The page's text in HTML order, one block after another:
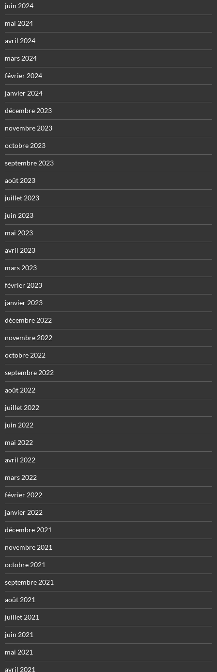
juin 2024
mai 2024
avril 2024
mars 2024
février 2024
janvier 2024
décembre 2023
novembre 2023
octobre 2023
septembre 2023
août 2023
juillet 2023
juin 2023
mai 2023
avril 2023
mars 2023
février 2023
janvier 2023
décembre 2022
novembre 2022
octobre 2022
septembre 2022
août 2022
juillet 2022
juin 2022
mai 2022
avril 2022
mars 2022
février 2022
janvier 2022
décembre 2021
novembre 2021
octobre 2021
septembre 2021
août 2021
juillet 2021
juin 2021
mai 2021
avril 2021